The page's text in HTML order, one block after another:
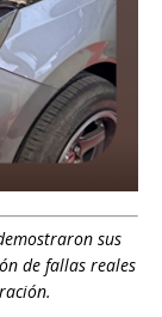
sus
de fallas reales